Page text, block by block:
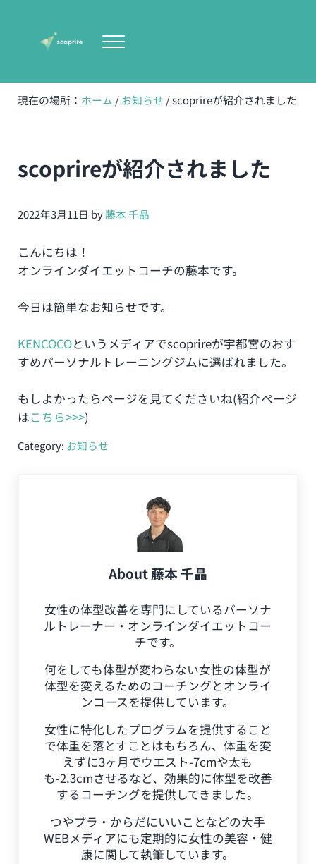
Menu
現在の場所： ホーム /お知らせ /scoprireが紹介されました
scoprireが紹介されました
2022年3月11日 by藤本 千晶
こんにちは！
オンラインダイエットコーチの藤本です。
今日は簡単なお知らせです。
KENCOCOというメディアでscoprireが宇都宮のおす
すめパーソナルトレーニングジムに選ばれました。
もしよかったらページを見てくださいね(紹介ページ
はこちら>>>)
Category: お知らせ
About藤本 千晶
女性の体型改善を専門にしているパーソナ
ルトレーナー・オンラインダイエットコー
チです。
何をしても体型が変わらない女性の体型が
体型を変えるためのコーチングとオンライ
ンコースを提供しています。
女性に特化したプログラムを提供すること
で体重を落とすことはもちろん、体重を変
えずに3ヶ月でウエスト-7cmや太も
も-2.3cmさせるなど、効果的に体型を改善
するコーチングを提供してきました。
つやプラ・からだにいいことなどの大手
WEBメディアにも定期的に女性の美容・健
康に関して執筆しています。